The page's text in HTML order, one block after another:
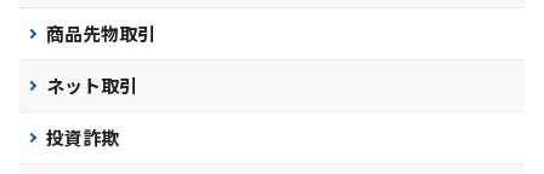
商品先物取引
ネット取引
投資詐欺